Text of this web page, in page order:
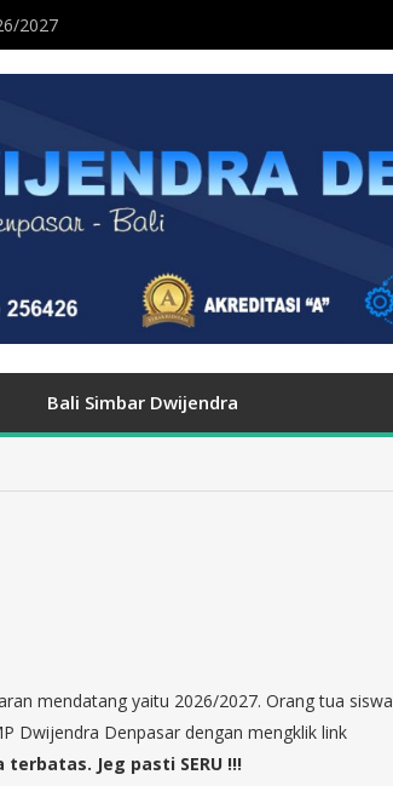
2027
Bali Simbar Dwijendra
mendatang yaitu 2026/2027. Orang tua siswa
Dwijendra Denpasar dengan mengklik link
Jeg pasti SERU !!!